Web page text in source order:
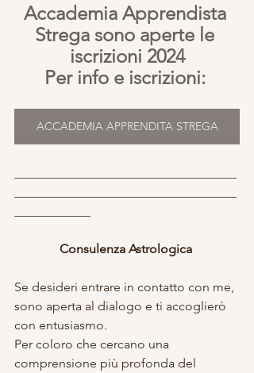
Accademia Apprendista
Strega sono aperte le
iscrizioni 2024
Per info e iscrizioni:
ACCADEMIA APPRENDITA STREGA
Consulenza Astrologica
Se desideri entrare in contatto con me,
sono aperta al dialogo e ti accoglierò
con entusiasmo.
Per coloro che cercano una
comprensione più profonda del